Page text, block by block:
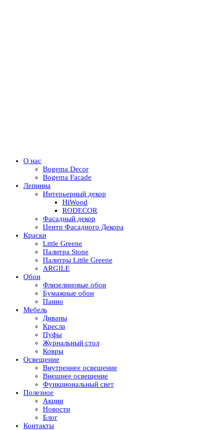
О нас
Bogema Decor
Bogema Facade
Лепнина
Интерьерный декор
HiWood
RODECOR
Фасадный декор
Центр Фасадного Декора
Краски
Little Greene
Палитра Stone
Палитры Little Greene
ARGILE
Обои
Флизелиновые обои
Бумажные обои
Панно
Мебель
Диваны
Кресла
Пуфы
Журнальный стол
Ковры
Освещение
Внутреннее освещение
Внешнее освещение
Функциональный свет
Полезное
Акции
Новости
Блог
Контакты